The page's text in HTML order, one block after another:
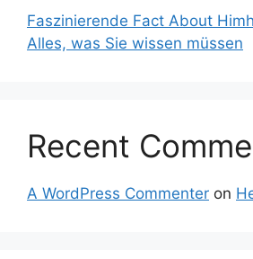
Faszinierende Fact About
Alles, was Sie wissen müssen
Recent
A WordPress Commenter on